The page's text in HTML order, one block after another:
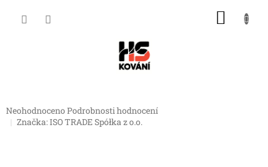
Průměrné
hodnocení
Neohodnoceno Podrobnosti hodnocení
Značka:ISO TRADE Spółka z o.o.